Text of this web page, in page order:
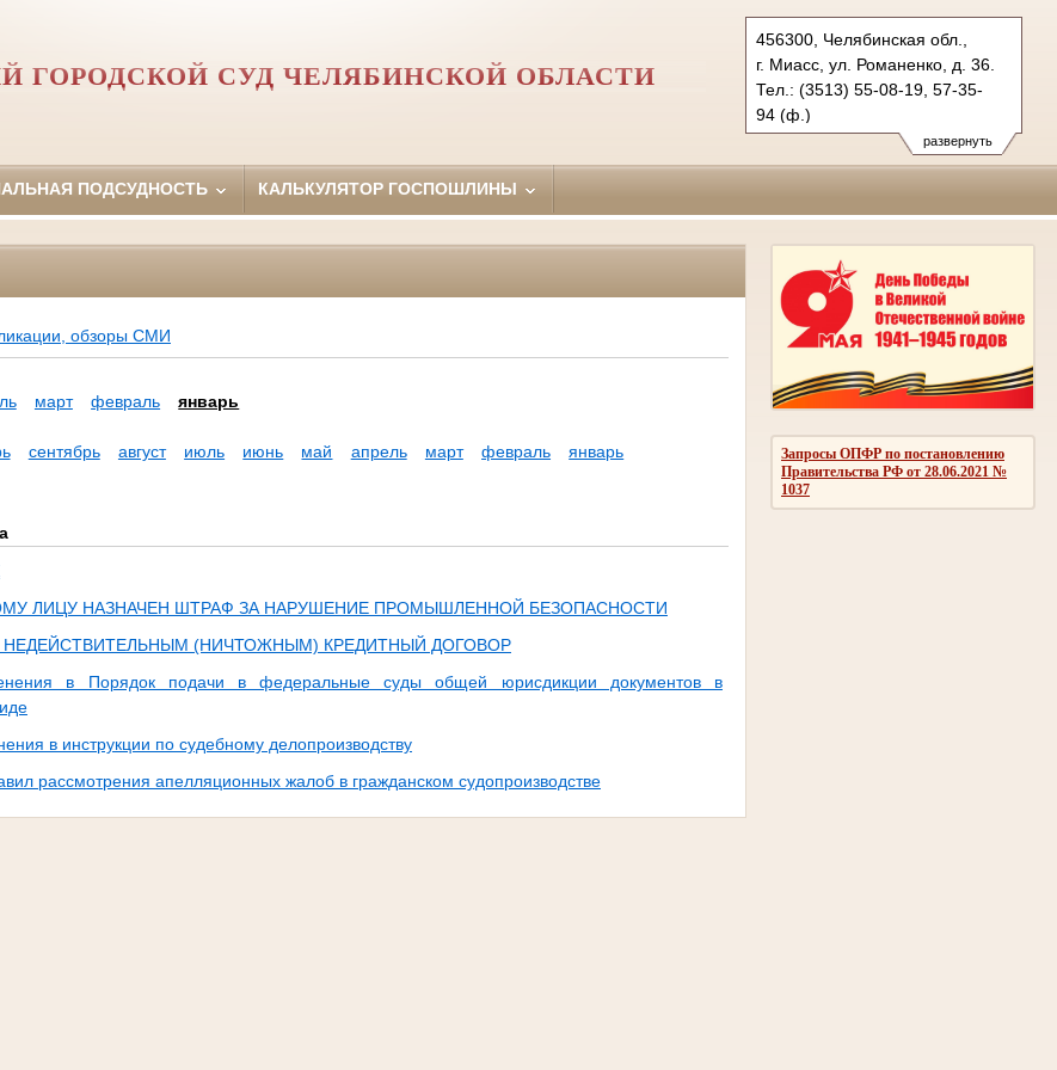
развернуть
456300, Челябинская обл.,
г. Миасс, ул. Романенко, д. 36.
Тел.: (3513) 55-08-19, 57-35-
94 (ф.)
miass.chel@sudrf.ru
ГОРОДСКОЙ СУД ЧЕЛЯБИНСКОЙ ОБЛАСТИ
ПОДСУДНОСТЬ КАЛЬКУЛЯТОР ГОСПОШЛИНЫ
Запросы ОПФР по постановлению
Правительства РФ от 28.06.2021 №
1037
обзоры СМИ
март февраль
январь
сентябрь август июль июнь май апрель март февраль
январь
ЛИЦУ НАЗНАЧЕН ШТРАФ ЗА НАРУШЕНИЕ ПРОМЫШЛЕННОЙ БЕЗОПАСНОСТИ
НЕДЕЙСТВИТЕЛЬНЫМ (НИЧТОЖНЫМ) КРЕДИТНЫЙ ДОГОВОР
в Порядок подачи в федеральные суды общей юрисдикции документов в
в инструкции по судебному делопроизводству
рассмотрения апелляционных жалоб в гражданском судопроизводстве